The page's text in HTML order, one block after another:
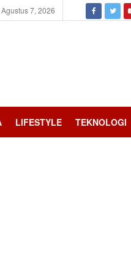
7, 2026
LIFESTYLE TEKNOLOGI